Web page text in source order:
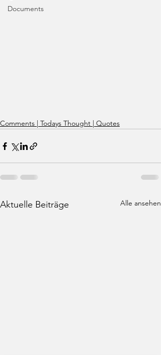
Documents
Comments | Todays Thought | Quotes
Aktuelle Beiträge Alle ansehen